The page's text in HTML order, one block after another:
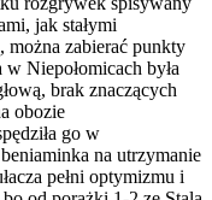
jak stałymi
można zabierać punkty
Niepołomicach była
brak znaczących
obozie
go w
na utrzymanie
pełni optymizmu i